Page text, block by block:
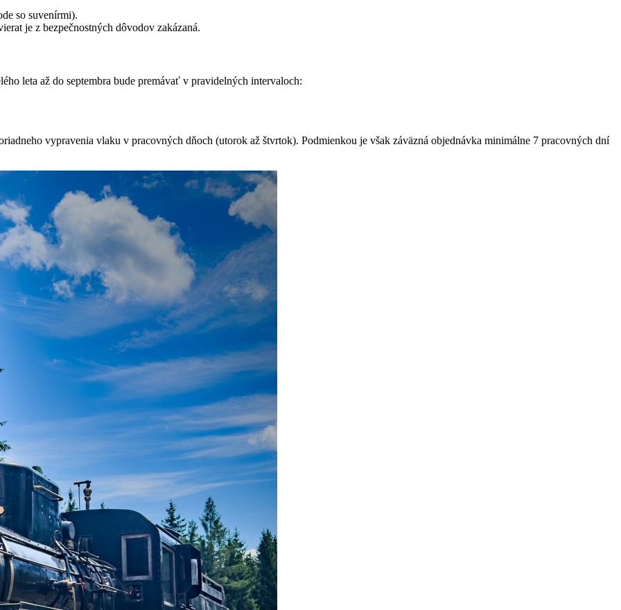
so suvenírmi).
je z bezpečnostných dôvodov zakázaná.
leta až do septembra bude premávať v pravidelných intervaloch:
vypravenia vlaku v pracovných dňoch (utorok až štvrtok). Podmienkou je však záväzná objednávka minimálne 7 pracovných dní